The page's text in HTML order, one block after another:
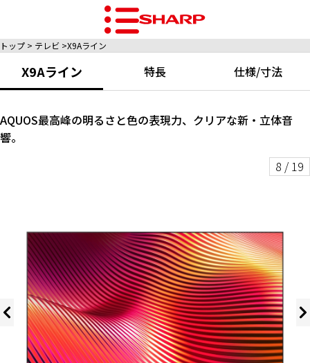
トップ テレビ X9Aライン
X9Aライン 特長 仕様/寸法
AQUOS最高峰の明るさと色の表現力、クリアな新・立体音
響。
8 / 19